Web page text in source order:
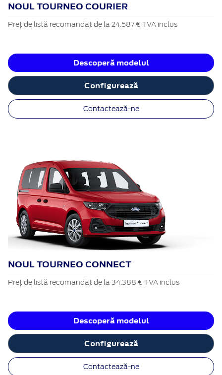
NOUL TOURNEO COURIER
Preț de listă recomandat de la 24.587 € TVA inclus
Descoperă modelul
Configurează
Contactează-ne
NOUL TOURNEO CONNECT
Preț de listă recomandat de la 34.388 € TVA inclus
Descoperă modelul
Configurează
Contactează-ne